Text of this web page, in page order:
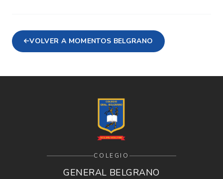
VOLVER A MOMENTOS BELGRANO
COLEGIO
GENERAL BELGRANO